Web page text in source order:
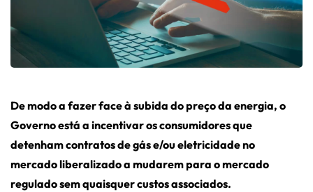
De modo a fazer face à subida do preço da energia, o
Governo está a incentivar os consumidores que
detenham contratos de gás e/ou eletricidade no
mercado liberalizado a mudarem para o mercado
regulado sem quaisquer custos associados.